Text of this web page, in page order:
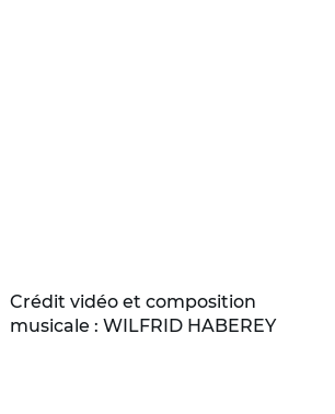
Crédit vidéo et composition
musicale : WILFRID HABEREY